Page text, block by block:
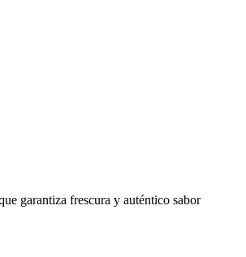
garantiza frescura y auténtico sabor